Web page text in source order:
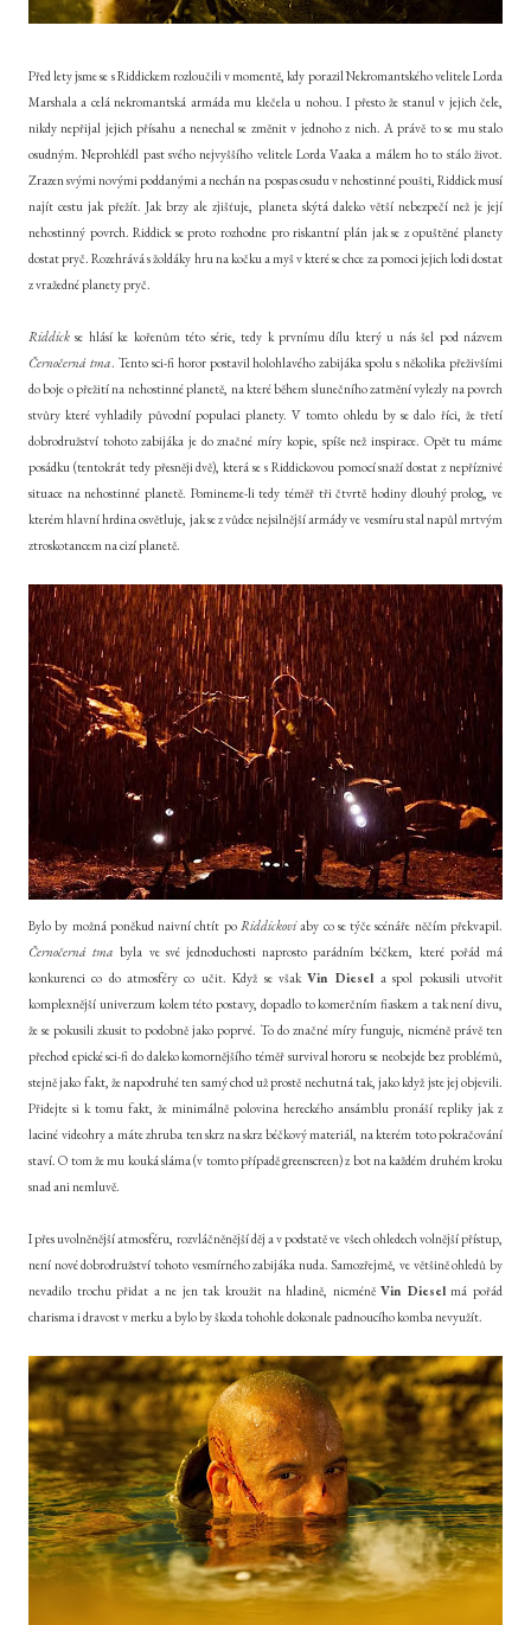
Před lety jsme se s Riddickem rozloučili v momentě, kdy porazil Nekromantského velitele Lorda
Marshala a celá nekromantská armáda mu klečela u nohou. I přesto že stanul v jejich čele,
nikdy nepřijal jejich přísahu a nenechal se změnit v jednoho z nich. A právě to se mu stalo
osudným. Neprohlédl past svého nejvyššího velitele Lorda Vaaka a málem ho to stálo život.
Zrazen svými novými poddanými a nechán na pospas osudu v nehostinné poušti, Riddick musí
najít cestu jak přežít. Jak brzy ale zjišťuje, planeta skýtá daleko větší nebezpečí než je její
nehostinný povrch. Riddick se proto rozhodne pro riskantní plán jak se z opuštěné planety
dostat pryč. Rozehrává s žoldáky hru na kočku a myš v které se chce za pomoci jejich lodi dostat
z vražedné planety pryč.
Riddick se hlásí ke kořenům této série, tedy k prvnímu dílu který u nás šel pod názvem
Černočerná tma. Tento sci-fi horor postavil holohlavého zabijáka spolu s několika přeživšími
do boje o přežití na nehostinné planetě, na které během slunečního zatmění vylezly na povrch
stvůry které vyhladily původní populaci planety. V tomto ohledu by se dalo říci, že třetí
dobrodružství tohoto zabijáka je do značné míry kopie, spíše než inspirace. Opět tu máme
posádku (tentokrát tedy přesněji dvě), která se s Riddickovou pomocí snaží dostat z nepříznivé
situace na nehostinné planetě. Pomineme-li tedy téměř tři čtvrtě hodiny dlouhý prolog, ve
kterém hlavní hrdina osvětluje, jak se z vůdce nejsilnější armády ve vesmíru stal napůl mrtvým
ztroskotancem na cizí planetě.
Bylo by možná poněkud naivní chtít po Riddickoviaby co se týče scénáře něčím překvapil.
Černočerná tma byla ve své jednoduchosti naprosto parádním béčkem, které pořád má
konkurenci co do atmosféry co učit. Když se všakVin Diesel a spol pokusili utvořit
komplexnější univerzum kolem této postavy, dopadlo to komerčním fiaskem a tak není divu,
že se pokusili zkusit to podobně jako poprvé. To do značné míry funguje, nicméně právě ten
přechod epické sci-fi do daleko komornějšího téměř survival hororu se neobejde bez problémů,
stejně jako fakt, že napodruhé ten samý chod už prostě nechutná tak, jako když jste jej objevili.
Přidejte si k tomu fakt, že minimálně polovina hereckého ansámblu pronáší repliky jak z
laciné videohry a máte zhruba ten skrz na skrz béčkový materiál, na kterém toto pokračování
staví. O tom že mu kouká sláma (v tomto případě greenscreen) z bot na každém druhém kroku
snad ani nemluvě.
I přes uvolněnější atmosféru, rozvláčněnější děj a v podstatě ve všech ohledech volnější přístup,
není nové dobrodružství tohoto vesmírného zabijáka nuda. Samozřejmě, ve většině ohledů by
nevadilo trochu přidat a ne jen tak kroužit na hladině, nicméněVin Dieselmá pořád
charisma i dravost v merku a bylo by škoda tohohle dokonale padnoucího komba nevyužít.